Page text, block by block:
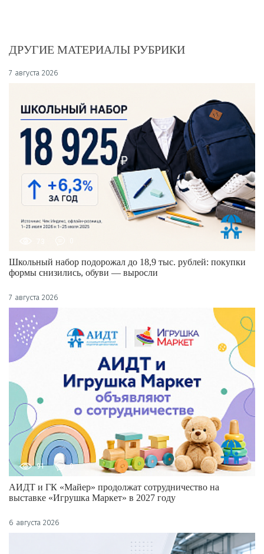
ДРУГИЕ МАТЕРИАЛЫ РУБРИКИ
7 августа 2026
Школьный набор подорожал до 18,9 тыс. рублей: покупки
формы снизились, обуви — выросли
7 августа 2026
91 0
АИДТ и ГК «Майер» продолжат сотрудничество на
выставке «Игрушка Маркет» в 2027 году
6 августа 2026